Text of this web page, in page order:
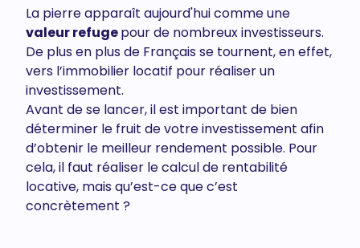
La pierre apparaît aujourd'hui comme une
valeur refugepour de nombreux investisseurs.
De plus en plus de Français se tournent, en effet,
vers l’immobilier locatif pour réaliser un
investissement.
Avant de se lancer, il est important de bien
déterminer le fruit de votre investissement afin
d’obtenir le meilleur rendement possible. Pour
cela, il faut réaliser le calcul de rentabilité
locative, mais qu’est-ce que c’est
concrètement ?